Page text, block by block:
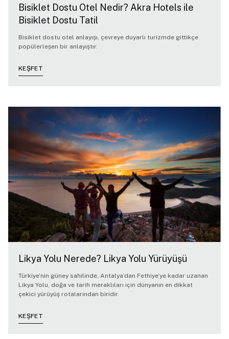
Bisiklet Dostu Otel Nedir? Akra Hotels ile
Bisiklet Dostu Tatil
Bisiklet dostu otel anlayışı, çevreye duyarlı turizmde gittikçe
popülerleşen bir anlayıştır.
KEŞFET
Likya Yolu Nerede? Likya Yolu Yürüyüşü
Türkiye’nin güney sahilinde, Antalya’dan Fethiye’ye kadar uzanan
Likya Yolu, doğa ve tarih meraklıları için dünyanın en dikkat
çekici yürüyüş rotalarından biridir.
KEŞFET